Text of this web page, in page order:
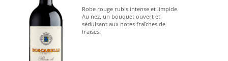
Robe rouge rubis intense et limpide.
Au nez, un bouquet ouvert et
séduisant aux notes fraîches de
fraises.